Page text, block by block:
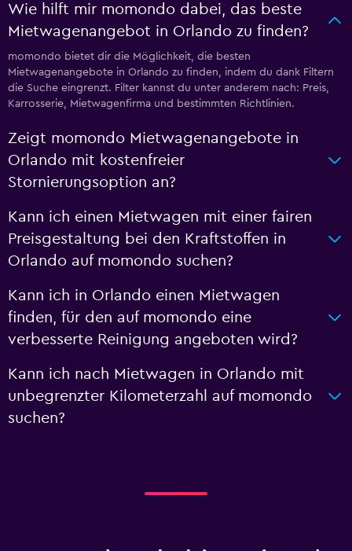
Wie hilft mir momondo dabei, das beste
Mietwagenangebot in Orlando zu finden?
momondo bietet dir die Möglichkeit, die besten
Mietwagenangebote in Orlando zu finden, indem du dank Filtern
die Suche eingrenzt. Filter kannst du unter anderem nach: Preis,
Karrosserie, Mietwagenfirma und bestimmten Richtlinien.
Zeigt momondo Mietwagenangebote in
Orlando mit kostenfreier
Stornierungsoption an?
Kann ich einen Mietwagen mit einer fairen
Preisgestaltung bei den Kraftstoffen in
Orlando auf momondo suchen?
Kann ich in Orlando einen Mietwagen
finden, für den auf momondo eine
verbesserte Reinigung angeboten wird?
Kann ich nach Mietwagen in Orlando mit
unbegrenzter Kilometerzahl auf momondo
suchen?